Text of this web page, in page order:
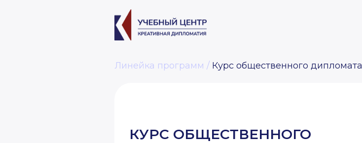
КУРС ОБЩЕСТВЕННОГО
Линейка программ / Курс общественного дипломата